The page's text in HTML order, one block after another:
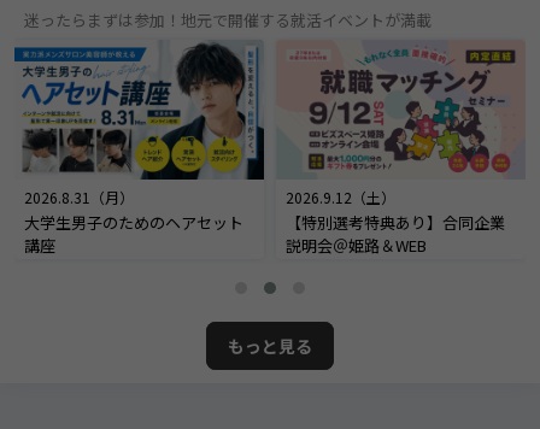
迷ったらまずは参加！地元で開催する就活イベントが満載
2026.8.31（月）
大学生男子のためのヘアセット
講座
2026.9.12（土）
【特別選考特典あり】合同企業
説明会＠姫路＆WEB
もっと見る